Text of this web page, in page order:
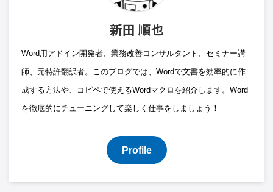
新田 順也
Word用アドイン開発者、業務改善コンサルタント、セミナー講
師、元特許翻訳者。このブログでは、Wordで文書を効率的に作
成する方法や、コピペで使えるWordマクロを紹介します。Word
を徹底的にチューニングして楽しく仕事をしましょう！
Profile